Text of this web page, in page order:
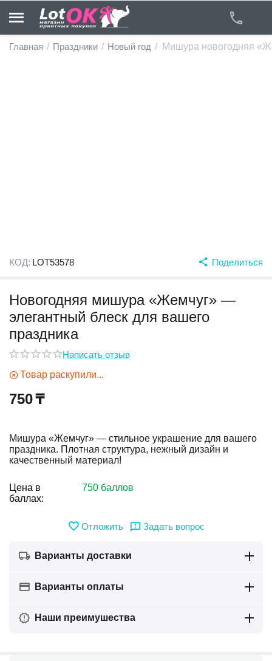
Главная / Праздники / Новый год / Мишура новогодняя
КОД: LOT53578 Поделиться
Новогодняя мишура «Жемчуг» —
элегантный блеск для вашего
праздника
Написать отзыв
Товар раскупили...
750₸
Мишура «Жемчуг» — стильное украшение для вашего
праздника. Плотная структура, нежный дизайн и
качественный материал!
Цена в
баллах:
750 баллов
Отложить Задать вопрос
Варианты доставки
Варианты оплаты
Наши преимушества